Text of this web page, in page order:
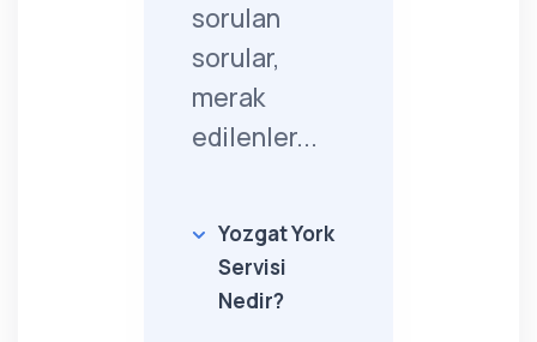
sorulan
sorular,
merak
edilenler...
Yozgat York
Servisi
Nedir?